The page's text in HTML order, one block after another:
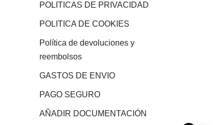
POLITICAS DE PRIVACIDAD
POLITICA DE COOKIES
Política de devoluciones y
reembolsos
GASTOS DE ENVIO
PAGO SEGURO
AÑADIR DOCUMENTACIÓN